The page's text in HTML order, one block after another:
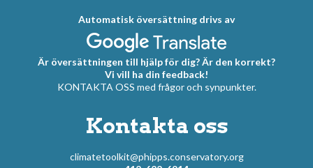
Automatisk översättning drivs av
Är översättningen till hjälp för dig? Är den korrekt?
Vi vill ha din feedback!
KONTAKTA OSS med frågor och synpunkter.
Kontakta oss
climatetoolkit@phipps.conservatory.org